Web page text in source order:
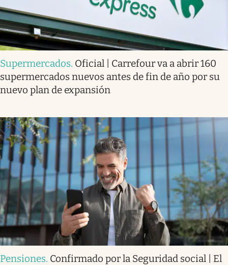
Supermercados. Oficial | Carrefour va a abrir 160
supermercados nuevos antes de fin de año por su
nuevo plan de expansión
Pensiones. Confirmado por la Seguridad social | El